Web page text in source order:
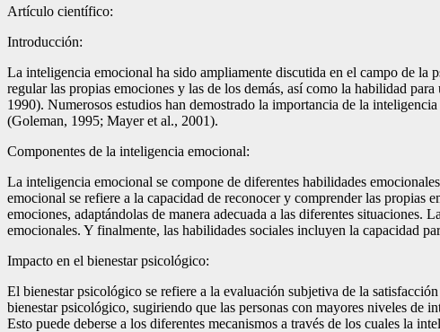
Artículo científico:
Introducción:
La inteligencia emocional ha sido ampliamente discutida en el campo de la
regular las propias emociones y las de los demás, así como la habilidad
1990). Numerosos estudios han demostrado la importancia de la
(Goleman, 1995; Mayer et al., 2001).
Componentes de la inteligencia emocional:
La inteligencia emocional se compone de diferentes habilidades
emocional se refiere a la capacidad de reconocer y comprender las propias
emociones, adaptándolas de manera adecuada a las diferentes situaciones.
emocionales. Y finalmente, las habilidades sociales incluyen la capacidad
Impacto en el bienestar psicológico:
El bienestar psicológico se refiere a la evaluación subjetiva de la
bienestar psicológico, sugiriendo que las personas con mayores niveles
Esto puede deberse a los diferentes mecanismos a través de los cuales la